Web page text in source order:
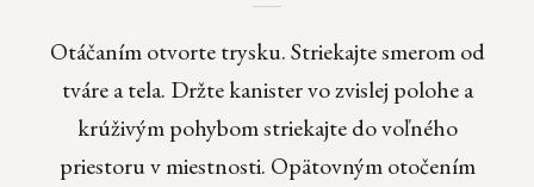
Otáčaním otvorte trysku. Striekajte smerom od
tváre a tela. Držte kanister vo zvislej polohe a
krúživým pohybom striekajte do voľného
priestoru v miestnosti. Opätovným otočením